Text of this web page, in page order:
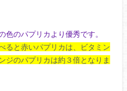
色のパプリカより優秀です。
ると赤いパプリカは、ビタミン
ジのパプリカは約３倍となりま